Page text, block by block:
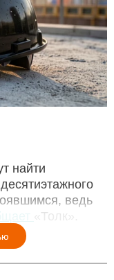
найти
ведь
«Толк».